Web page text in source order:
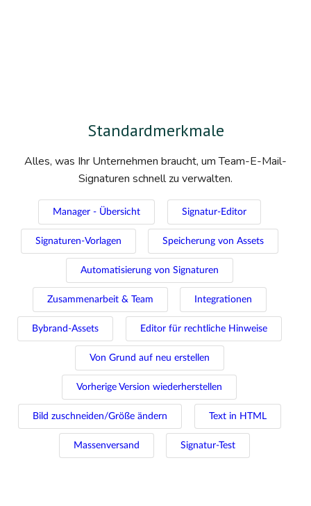
Standardmerkmale
Alles, was Ihr Unternehmen braucht, um Team-E-Mail-
Signaturen schnell zu verwalten.
Manager - Übersicht Signatur-Editor
Signaturen-Vorlagen Speicherung von Assets
Automatisierung von Signaturen
Zusammenarbeit & Team Integrationen
Bybrand-Assets Editor für rechtliche Hinweise
Von Grund auf neu erstellen
Vorherige Version wiederherstellen
Bild zuschneiden/Größe ändern Text in HTML
Massenversand Signatur-Test